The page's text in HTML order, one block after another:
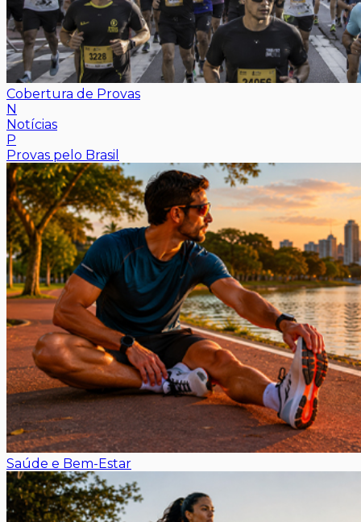
Cobertura de Provas
N
Notícias
P
Provas pelo Brasil
Saúde e Bem-Estar